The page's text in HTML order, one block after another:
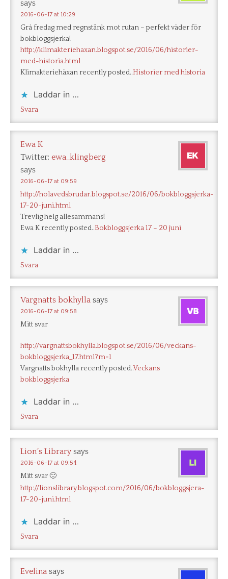
says
2016-06-17 at 10:29
Grå fredag med regnstänk mot rutan – perfekt väder för
bokbloggsjerka!
http://klimakteriehaxan.blogspot.se/2016/06/historier-
med-historia.html
Klimakteriehäxan recently posted..Historier med historia
Laddar in …
Svara
Ewa K
Twitter: ewa_klingberg
says
2016-06-17 at 09:59
http://holavedsbrudar.blogspot.se/2016/06/bokbloggsjerka-
17-20-juni.html
Trevlig helg allesammans!
Ewa K recently posted..Bokbloggsjerka 17 – 20 juni
Laddar in …
Svara
Vargnatts bokhylla says
2016-06-17 at 09:58
Mitt svar
http://vargnattsbokhylla.blogspot.se/2016/06/veckans-
bokbloggsjerka_17.html?m=1
Vargnatts bokhylla recently posted..Veckans
bokbloggsjerka
Laddar in …
Svara
Lion´s Library says
2016-06-17 at 09:54
Mitt svar 🙂
http://lionslibrary.blogspot.com/2016/06/bokbloggsjera-
17-20-juni.html
Laddar in …
Svara
Evelina says